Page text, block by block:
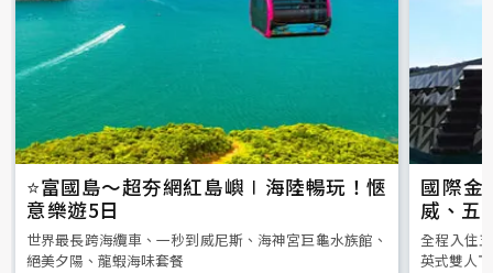
⭐️富國島～超夯網紅島嶼∣海陸暢玩！愜
意樂遊5日
世界最長跨海纜車、一秒到威尼斯、海神宮巨龜水族館、
絕美夕陽、龍蝦海味套餐
國際金
威、五
全程入住
英式雙人